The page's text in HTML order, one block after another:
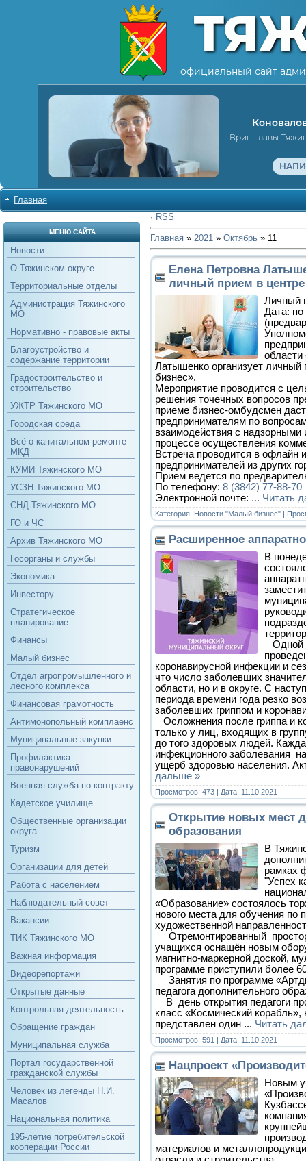
официальный сайт
Врип главы
Главная
МЕНЮ САЙТА
Новости
О Тяжинском округе
Территориальные отделы
Администрация Тяжинского
МО
Нормативно - правовые акты
Благоустройство и
содержание территории
Градостроительство и
строительство
УЖТР Тяжинского МО
Городская среда
Всё о капитальном ремонте
МКД
КУМИ Тяжинского МО
УСЗН Тяжинского МО
СНД Тяжинского МО
ГО и ЧС
Архив Тяжинского МО
Госорганы и службы
Экономика
Инвестору
Стратегическое
планирование
Финансы
Малый бизнес
Отдел агропромышленного и
лесного комплекса
Финансовая грамотность
Антимонопольный комплаенс
Муниципальные закупки
Профилактика
правонарушений
Военная служба по контракту
Кадетское училище
Общественные организации
округа
Туризм
Организации для детей
Работа с населением
Наблюдательный совет
Вакансии
ТИК Тяжинского МО
Важная информация
Видеорепортажи
Открытые данные
Контрольная деятельность
Обращение граждан
Муниципальная служба
Портал государственной
гражданской службы
Человек из легенды Н.И.
Масалов
Национальная политика
195-летие потребительской
кооперации России
· RSS
Главная » 2021 » Октябрь » 11
Елена Петровна
личный прием в
Личный
Дата: по
Латышенко организует
бизнес».
Мероприятие проводится с
решения точечных вопросов
приеме бизнес-омбудсмен
предпринимателям по
взаимодействия с надзорными
процессе осуществления
Встреча проводится в офлайн
предпринимателей из других
Прием ведется по
По телефону: 8 (3842) 77-88-70
Электронной почте: ... Читать
Категория: Новости "Малый бизнес" |
Расширенное
В
Одной
коронавирусной инфекции и
что число заболевших
области, но и в округе. С
периода времени года резко
заболевших гриппом и
Осложнения после гриппа и
только у лиц, входящих в
до того здоровых людей.
инфекционного заболевания
ущерб здоровью населения.
дальше »
Просмотров: 473 | Дата: 11.10.2021
Открытие новых мест
образования
В
рамках
"Успех
«Образование» состоялось
нового места для обучения по
художественной
Отремонтированный
учащихся оснащён новым
магнитно-маркерной доской,
программе приступили более
Занятия по программе
педагога дополнительного
В день открытия педагоги
класс «Космический
представлен один ... Читать
Просмотров: 591 | Дата: 11.10.2021
Нацпроект
Новым
материалов и